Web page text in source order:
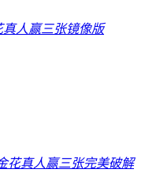
真人赢三张镜像版
花真人赢三张完美破解